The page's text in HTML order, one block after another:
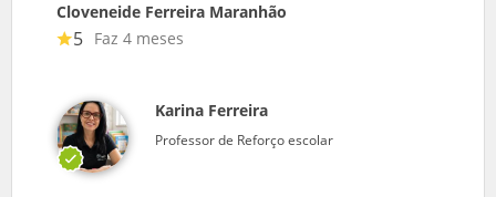
Cloveneide Ferreira Maranhão
5 Faz 4 meses
Karina Ferreira
Professor de Reforço escolar